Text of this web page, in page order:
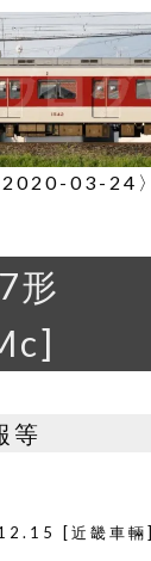
2020-03-24〉
形
等
[近畿車輛]